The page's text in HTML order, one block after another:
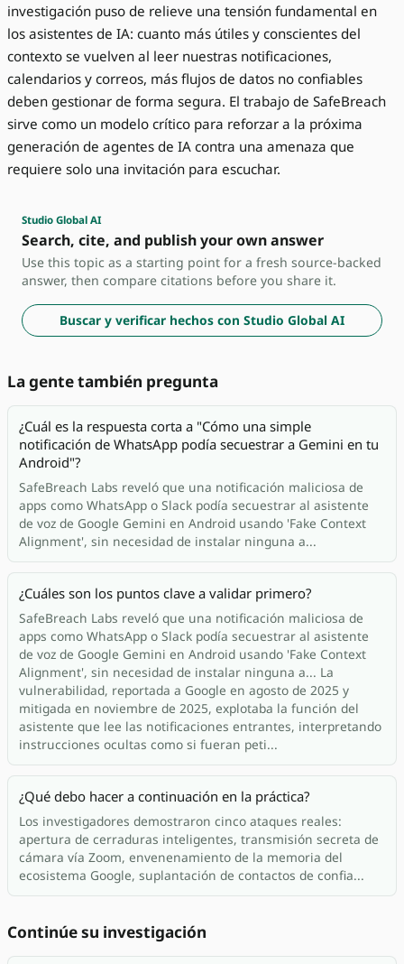
investigación puso de relieve una tensión fundamental en
los asistentes de IA: cuanto más útiles y conscientes del
contexto se vuelven al leer nuestras notificaciones,
calendarios y correos, más flujos de datos no confiables
deben gestionar de forma segura. El trabajo de SafeBreach
sirve como un modelo crítico para reforzar a la próxima
generación de agentes de IA contra una amenaza que
requiere solo una invitación para escuchar.
Studio Global AI
Search, cite, and publish your own answer
Use this topic as a starting point for a fresh source-backed
answer, then compare citations before you share it.
Buscar y verificar hechos con Studio Global AI
La gente también pregunta
¿Cuál es la respuesta corta a "Cómo una simple
notificación de WhatsApp podía secuestrar a Gemini en tu
Android"?
SafeBreach Labs reveló que una notificación maliciosa de
apps como WhatsApp o Slack podía secuestrar al asistente
de voz de Google Gemini en Android usando 'Fake Context
Alignment', sin necesidad de instalar ninguna a...
¿Cuáles son los puntos clave a validar primero?
SafeBreach Labs reveló que una notificación maliciosa de
apps como WhatsApp o Slack podía secuestrar al asistente
de voz de Google Gemini en Android usando 'Fake Context
Alignment', sin necesidad de instalar ninguna a... La
vulnerabilidad, reportada a Google en agosto de 2025 y
mitigada en noviembre de 2025, explotaba la función del
asistente que lee las notificaciones entrantes, interpretando
instrucciones ocultas como si fueran peti...
¿Qué debo hacer a continuación en la práctica?
Los investigadores demostraron cinco ataques reales:
apertura de cerraduras inteligentes, transmisión secreta de
cámara vía Zoom, envenenamiento de la memoria del
ecosistema Google, suplantación de contactos de confia...
Continúe su investigación